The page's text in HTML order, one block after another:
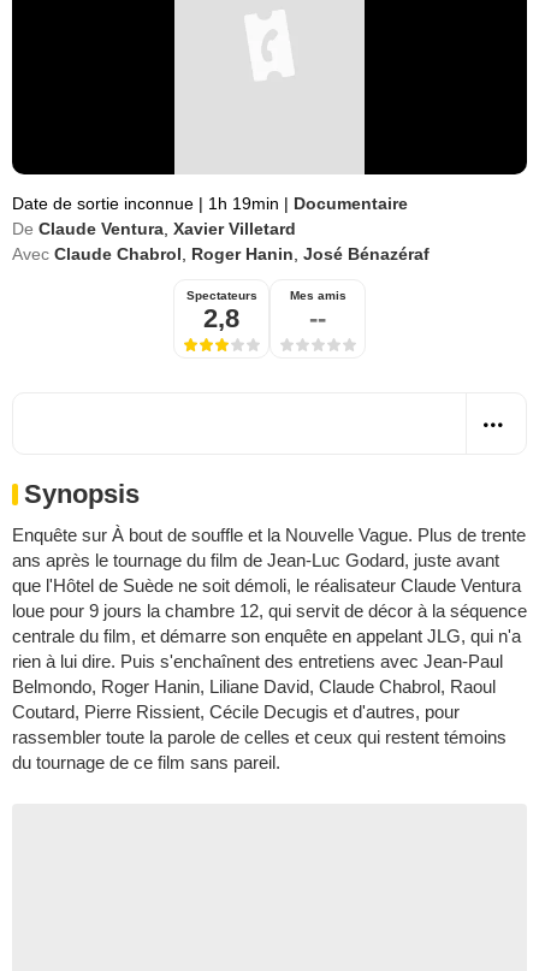
Date de sortie inconnue | 1h 19min | Documentaire
De Claude Ventura Xavier Villetard
Avec Claude Chabrol Roger Hanin José Bénazéraf
Spectateurs
2,8
Mes amis
--
Synopsis
Enquête sur À bout de souffle et la Nouvelle Vague. Plus de trente
ans après le tournage du film de Jean-Luc Godard, juste avant
que l'Hôtel de Suède ne soit démoli, le réalisateur Claude Ventura
loue pour 9 jours la chambre 12, qui servit de décor à la séquence
centrale du film, et démarre son enquête en appelant JLG, qui n'a
rien à lui dire. Puis s'enchaînent des entretiens avec Jean-Paul
Belmondo, Roger Hanin, Liliane David, Claude Chabrol, Raoul
Coutard, Pierre Rissient, Cécile Decugis et d'autres, pour
rassembler toute la parole de celles et ceux qui restent témoins
du tournage de ce film sans pareil.